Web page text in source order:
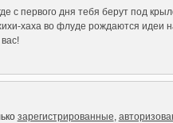
с первого дня тебя берут под
хаха во флуде рождаются идеи
зарегистрированные,